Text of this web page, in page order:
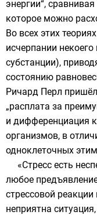
энергии“,
которое можно
Во всех этих
исчерпании
субстанции),
состоянию
Ричард Перл
„расплата за
и дифференциация
организмов, в
одноклеточных
«Стресс есть
любое
стрессовой
неприятна